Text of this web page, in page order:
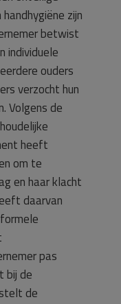
zijn
betwist
individuele
ouders
verzocht hun
Volgens de
heeft
om te
en haar klacht
daarvan
pas
bij de
de